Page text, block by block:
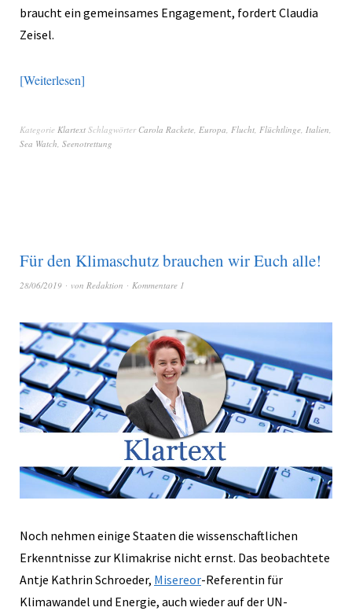
braucht ein gemeinsames Engagement, fordert Claudia
Zeisel.
Weiterlesen
Kategorie Klartext Schlagwörter Carola Rackete, Europa, Flucht, Flüchtlinge, Italien,
Sea Watch, Seenotrettung
Für den Klimaschutz brauchen wir Euch alle!
28/06/2019 von Redaktion Kommentare 1
Noch nehmen einige Staaten die wissenschaftlichen
Erkenntnisse zur Klimakrise nicht ernst. Das beobachtete
Antje Kathrin Schroeder, Misereor-Referentin für
Klimawandel und Energie, auch wieder auf der UN-